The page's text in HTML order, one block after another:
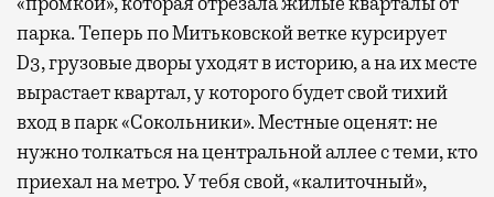
парка. Теперь по Митьковской ветке курсирует
D3, грузовые дворы уходят в историю, а на их месте
вырастает квартал, у которого будет свой тихий
вход в парк «Сокольники». Местные оценят: не
нужно толкаться на центральной аллее с теми, кто
приехал на метро. У тебя свой, «калиточный»,